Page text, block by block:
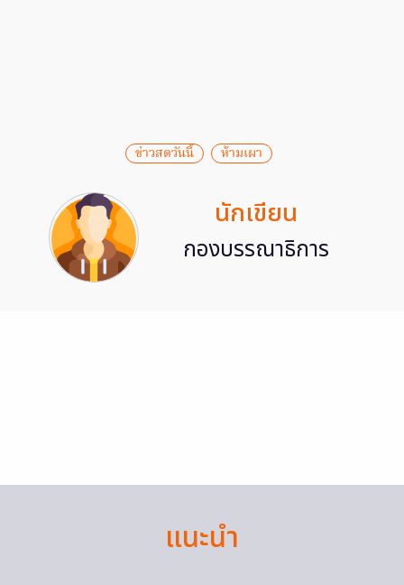
ข่าวสดวันนี้ ห้ามเผา
นักเขียน
กองบรรณาธิการ
แนะนำ